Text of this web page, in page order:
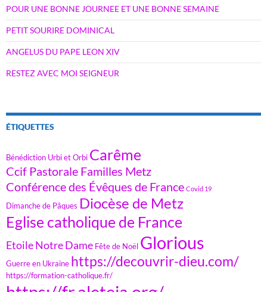
POUR UNE BONNE JOURNEE ET UNE BONNE SEMAINE
PETIT SOURIRE DOMINICAL
ANGELUS DU PAPE LEON XIV
RESTEZ AVEC MOI SEIGNEUR
ÉTIQUETTES
Bénédiction Urbi et Orbi Carême
Ccif Pastorale Familles Metz
Conférence des Évêques de France Covid 19
Dimanche de Pâques Diocèse de Metz
Eglise catholique de France
Etoile Notre Dame Fête de Noël Glorious
Guerre en Ukraine https://decouvrir-dieu.com/
https://formation-catholique.fr/